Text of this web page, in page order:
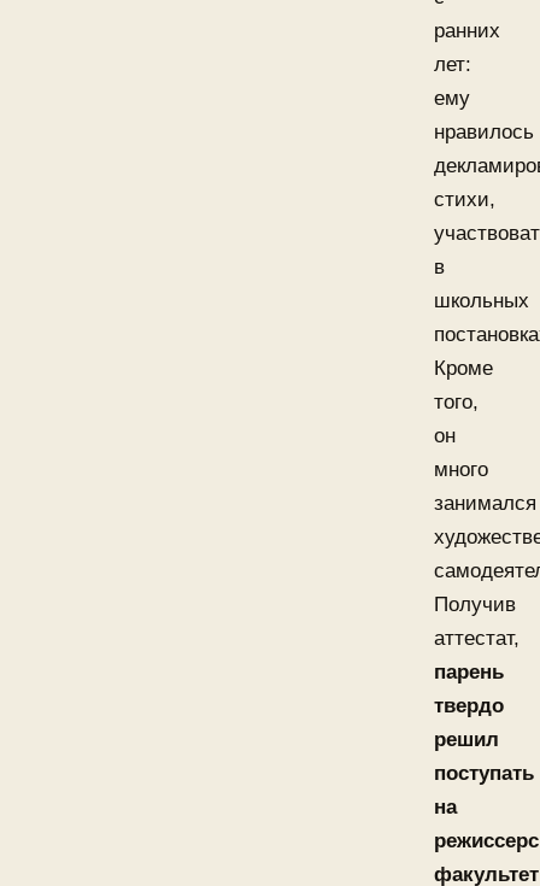
ранних
лет:
ему
нравилось
стихи,
в
школьных
Кроме
того,
он
много
занимался
Получив
аттестат,
парень
твердо
решил
поступать
на
факультет